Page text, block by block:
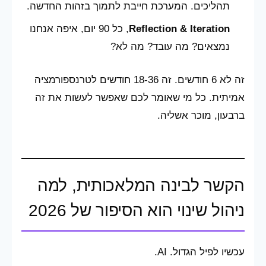
תהליכים. המערכת חייבת לתמוך בזהות החדשה.
Reflection & Iteration
, כל 90 יום, איפה אנחנו
נמצאים? מה עובד? מה לא?
זה לא 6 חודשים. זה 18-36 חודשים לטרנספורמציה
אמיתית. כל מי שאומר לכם שאפשר לעשות את זה
ברבעון, מוכר אשליה.
הקשר לבינה המלאכותית, למה
ניהול שינוי הוא הסיפור של 2026
עכשיו לפיל הגדול. AI.